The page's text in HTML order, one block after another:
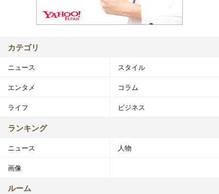
カテゴリ
ニュース スタイル
エンタメ コラム
ライフ ビジネス
ランキング
ニュース 人物
画像
ルーム